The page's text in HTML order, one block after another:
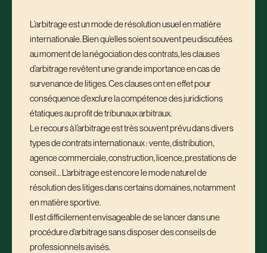
L’arbitrage est un mode de résolution usuel en matière
internationale. Bien qu’elles soient souvent peu discutées
au moment de la négociation des contrats, les clauses
d’arbitrage revêtent une grande importance en cas de
survenance de litiges. Ces clauses ont en effet pour
conséquence d’exclure la compétence des juridictions
étatiques au profit de tribunaux arbitraux.
Le recours à l’arbitrage est très souvent prévu dans divers
types de contrats internationaux : vente, distribution,
agence commerciale, construction, licence, prestations de
conseil… L’arbitrage est encore le mode naturel de
résolution des litiges dans certains domaines, notamment
en matière sportive.
Il est difficilement envisageable de se lancer dans une
procédure d’arbitrage sans disposer des conseils de
professionnels avisés.